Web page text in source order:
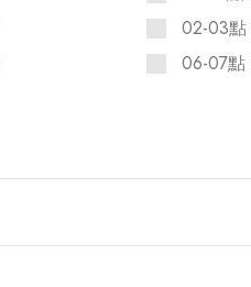
02-03點
06-07點